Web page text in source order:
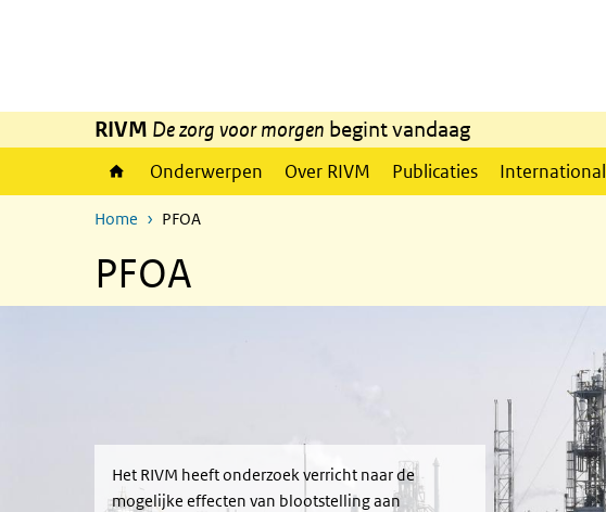
RIVM De zorg voor morgen begint vandaag
Onderwerpen Over RIVM Publicaties International
Home PFOA
PFOA
Het RIVM heeft onderzoek verricht naar de
mogelijke effecten van blootstelling aan